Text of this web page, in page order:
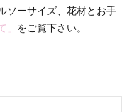
ソーサイズ、花材とお手
」 をご覧下さい。